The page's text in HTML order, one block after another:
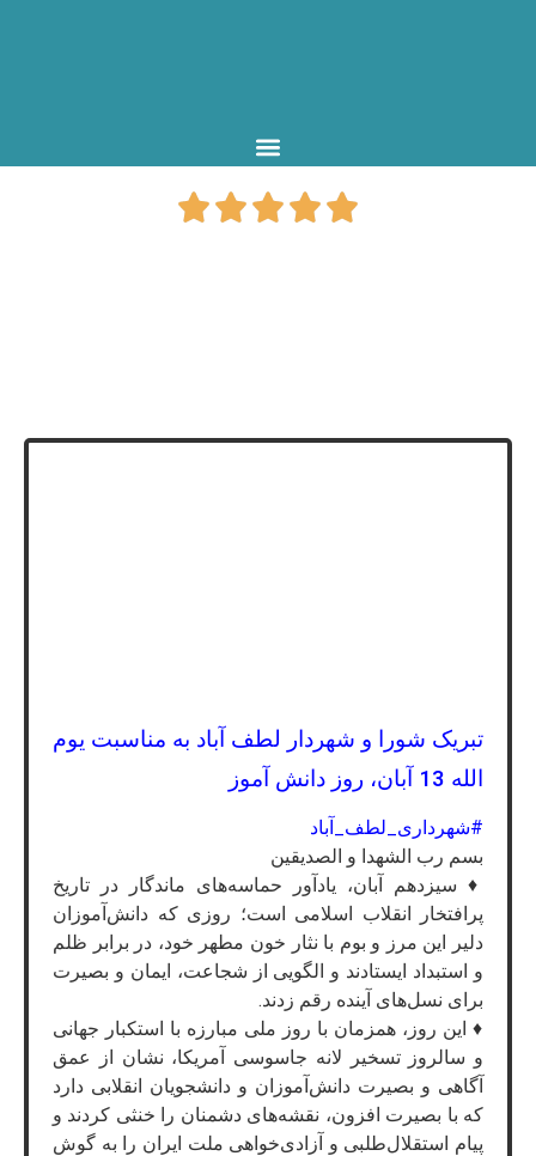
تبریک شورا و شهردار لطف آباد به مناسبت یوم
الله 13 آبان، روز دانش آموز
#شهرداری_لطف_آباد
بسم رب الشهدا و الصدیقین
♦️ سیزدهم آبان، یادآور حماسه‌های ماندگار در تاریخ
پرافتخار انقلاب اسلامی است؛ روزی که دانش‌آموزان
دلیر این مرز و بوم با نثار خون مطهر خود، در برابر ظلم
و استبداد ایستادند و الگویی از شجاعت، ایمان و بصیرت
برای نسل‌های آینده رقم زدند.
♦️ این روز، همزمان با روز ملی مبارزه با استکبار جهانی
و سالروز تسخیر لانه جاسوسی آمریکا، نشان از عمق
آگاهی و بصیرت دانش‌آموزان و دانشجویان انقلابی دارد
که با بصیرت افزون، نقشه‌های دشمنان را خنثی کردند و
پیام استقلال‌طلبی و آزادی‌خواهی ملت ایران را به گوش